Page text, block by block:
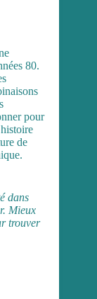
80.
pour
de
dans
Mieux
trouver